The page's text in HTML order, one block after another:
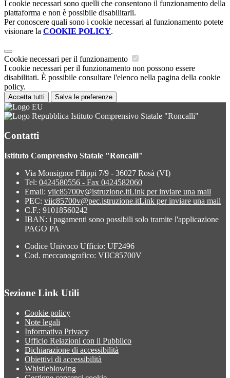
I cookie necessari sono quelli che consentono il funzionamento della
piattaforma e non è possibile disabilitarli.
Per conoscere quali sono i cookie necessari al funzionamento potete
visionare la COOKIE POLICY.
Cookie necessari per il funzionamento
I cookie necessari per il funzionamento non possono essere
disabilitati. È possibile consultare l'elenco nella pagina della cookie
policy.
Accetta tutti Salva le preferenze
Istituto Comprensivo Statale "Roncalli"
Contatti
Istituto Comprensivo Statale "Roncalli"
Via Monsignor Filippi 7/9 - 36027 Rosà (VI)
Tel: 0424580556 - Fax 0424582060
Email: viic85700v@istruzione.itLink per inviare una mail
PEC: viic85700v@pec.istruzione.itLink per inviare una mail
C.F.: 91018560242
IBAN: i pagamenti sono possibili solo tramite l'applicazione
PAGO PA
Codice Univoco Ufficio: UF2496
Cod. meccanografico: VIIC85700V
Sezione Link Utili
Cookie policy
Note legali
Informativa Privacy
Ufficio Relazioni con il Pubblico
Dichiarazione di accessibilità
Obiettivi di accessibilità
Whistleblowing